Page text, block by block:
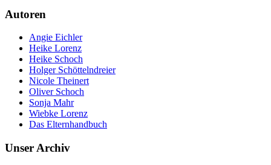
Autoren
Angie Eichler
Heike Lorenz
Heike Schoch
Holger Schöttelndreier
Nicole Theinert
Oliver Schoch
Sonja Mahr
Wiebke Lorenz
Das Elternhandbuch
Unser Archiv